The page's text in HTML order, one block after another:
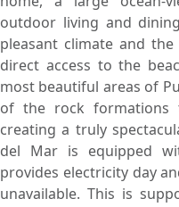
outdoor living and
pleasant climate and
direct access to the
most beautiful areas of
of the rock formations
creating a truly
del Mar is equipped
provides electricity day
unavailable. This is